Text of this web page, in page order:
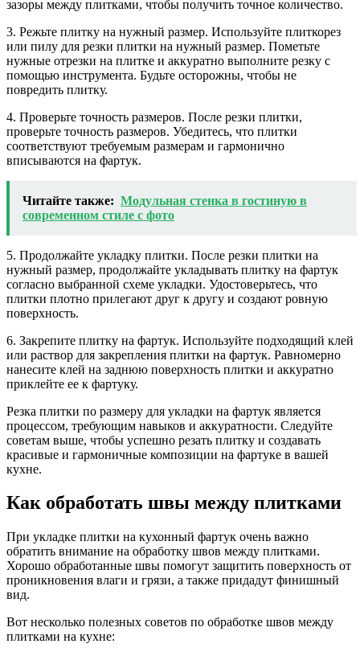
зазоры между плитками, чтобы получить точное количество.
3. Режьте плитку на нужный размер. Используйте плиткорез
или пилу для резки плитки на нужный размер. Пометьте
нужные отрезки на плитке и аккуратно выполните резку с
помощью инструмента. Будьте осторожны, чтобы не
повредить плитку.
4. Проверьте точность размеров. После резки плитки,
проверьте точность размеров. Убедитесь, что плитки
соответствуют требуемым размерам и гармонично
вписываются на фартук.
Читайте также: Модульная стенка в гостиную в
современном стиле с фото
5. Продолжайте укладку плитки. После резки плитки на
нужный размер, продолжайте укладывать плитку на фартук
согласно выбранной схеме укладки. Удостоверьтесь, что
плитки плотно прилегают друг к другу и создают ровную
поверхность.
6. Закрепите плитку на фартук. Используйте подходящий клей
или раствор для закрепления плитки на фартук. Равномерно
нанесите клей на заднюю поверхность плитки и аккуратно
приклейте ее к фартуку.
Резка плитки по размеру для укладки на фартук является
процессом, требующим навыков и аккуратности. Следуйте
советам выше, чтобы успешно резать плитку и создавать
красивые и гармоничные композиции на фартуке в вашей
кухне.
Как обработать швы между плитками
При укладке плитки на кухонный фартук очень важно
обратить внимание на обработку швов между плитками.
Хорошо обработанные швы помогут защитить поверхность от
проникновения влаги и грязи, а также придадут финишный
вид.
Вот несколько полезных советов по обработке швов между
плитками на кухне: